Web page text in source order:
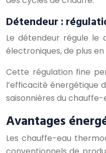
Détendeur :
Le détendeur régule le
électroniques, de plus
Cette régulation fine
l’efficacité énergétique
saisonnières du
Avantages
Les chauffe-eau